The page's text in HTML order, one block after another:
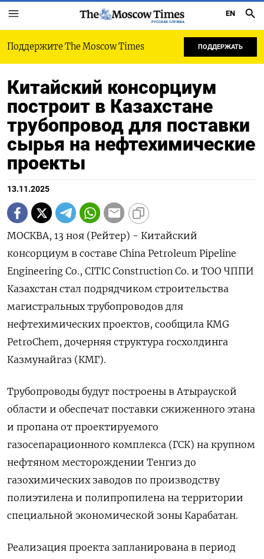
РУССКАЯ СЛУЖБА
EN
Поддержите The Moscow Times ПОДДЕРЖАТЬ
Китайский консорциум
построит в Казахстане
трубопровод для поставки
сырья на нефтехимические
проекты
13.11.2025
МОСКВА, 13 ноя (Рейтер) - Китайский
консорциум в составе China Petroleum Pipeline
Engineering Co., CITIC Construction Co. и ТОО ЧППИ
Казахстан стал подрядчиком строительства
магистральных трубопроводов для
нефтехимических проектов, сообщила KMG
PetroChem, дочерняя структура госхолдинга
Казмунайгаз (КМГ).
Трубопроводы будут построены в Атырауской
области и обеспечат поставки сжиженного этана
и пропана от проектируемого
газосепарационного комплекса (ГСК) на крупном
нефтяном месторождении Тенгиз до
газохимических заводов по производству
полиэтилена и полипропилена на территории
специальной экономической зоны Карабатан.
Реализация проекта запланирована в период